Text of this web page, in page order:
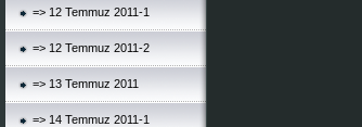
=> 12 Temmuz 2011-1
=> 12 Temmuz 2011-2
=> 13 Temmuz 2011
=> 14 Temmuz 2011-1